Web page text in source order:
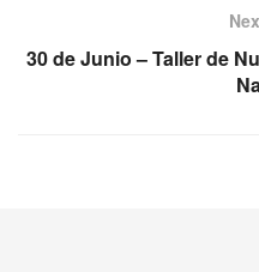
30 de Junio – Taller de